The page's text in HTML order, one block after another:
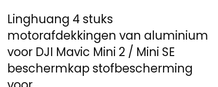
Linghuang 4 stuks
motorafdekkingen van aluminium
voor DJI Mavic Mini 2 / Mini SE
beschermkap stofbescherming